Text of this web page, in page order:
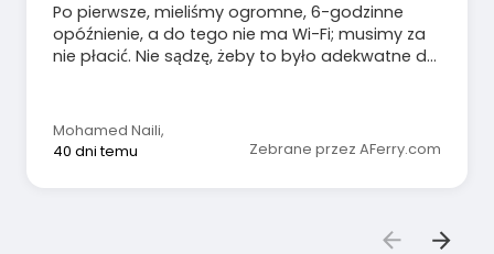
Po pierwsze, mieliśmy ogromne, 6-godzinne
opóźnienie, a do tego nie ma Wi-Fi; musimy za
nie płacić. Nie sądzę, żeby to było adekwatne do
Mohamed Naili,
40 dni temu
Zebrane przez AFerry.com